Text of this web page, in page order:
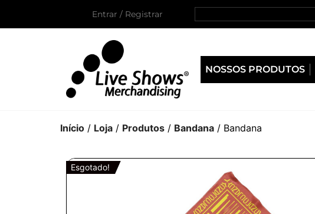
Entrar / Registrar
NOSSOS PRODUTOS
Início / Loja / Produtos / Bandana / Bandana
Esgotado!